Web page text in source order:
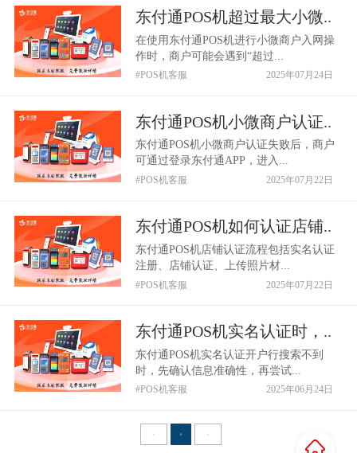
东付通POS机超过最大小微..
在使用东付通POS机进行小微商户入网操
作时，商户可能会遇到“超过...
#POS机客服 2025年07月24日
东付通POS机小微商户认证..
东付通POS机小微商户认证失败后，商户
可通过登录东付通APP，进入...
#POS机客服 2025年07月22日
东付通POS机如何认证店铺..
东付通POS机店铺认证流程包括实名认证
注册、店铺认证、上传照片材...
#POS机客服 2025年07月22日
东付通POS机实名认证时，..
东付通POS机实名认证开户行搜索不到
时，先确认信息准确性，再尝试...
#POS机客服 2025年06月24日
< 1 >